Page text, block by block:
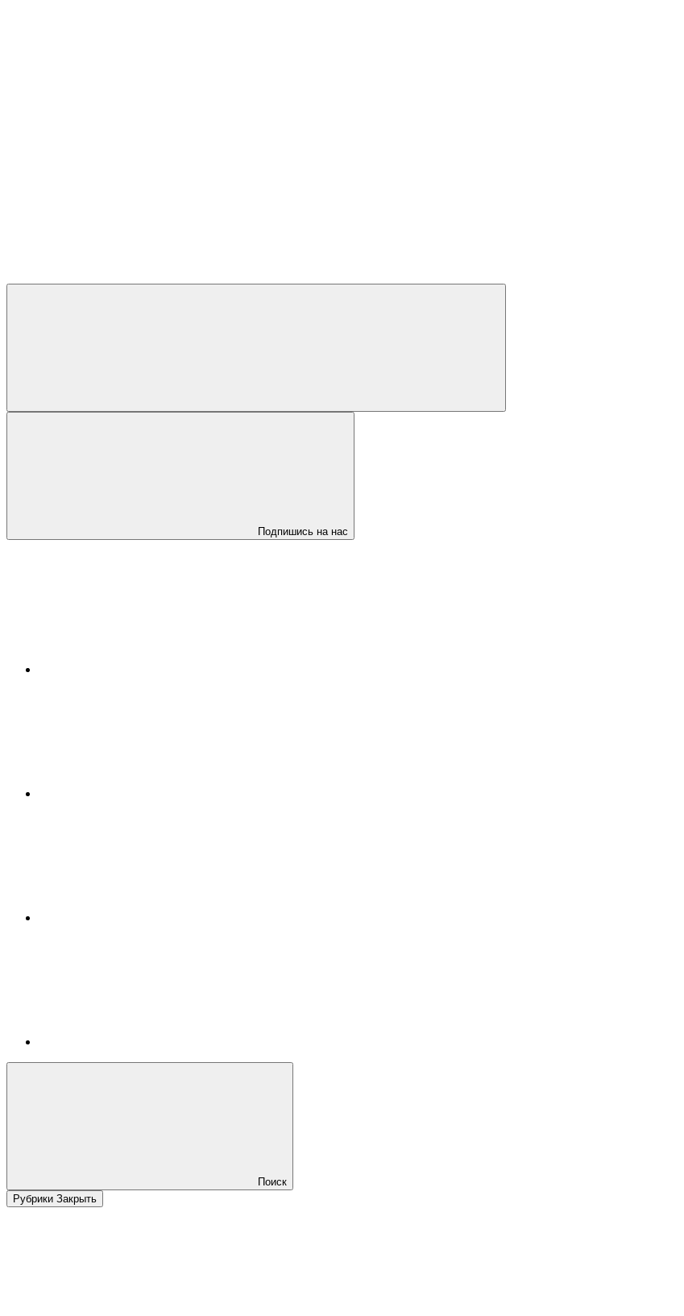
Подпишись на нас
Поиск
Рубрики Закрыть